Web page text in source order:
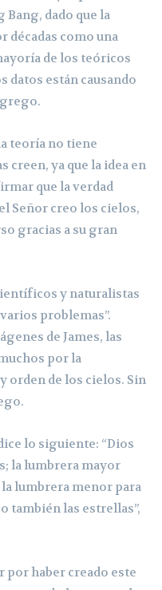
dado que la
décadas como una
de los teóricos
datos están causando
teoría no tiene
creen, ya que la idea en
que la verdad
Señor creo los cielos,
gracias a su gran
y naturalistas
problemas”.
de James, las
por la
orden de los cielos. Sin
lo siguiente: “Dios
la lumbrera mayor
la lumbrera menor para
también las estrellas”,
haber creado este